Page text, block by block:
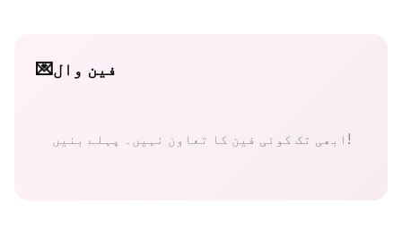
💌فین وال
ابھی تک کوئی فین کا تعاون نہیں۔ پہلے بنیں!